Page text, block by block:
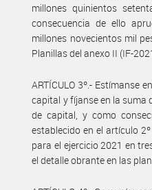
millones quinientos
consecuencia de ello
millones novecientos mil
Planillas del anexo II (IF-
ARTÍCULO 3º.- Estímanse
capital y fíjanse en la suma
de capital, y como
establecido en el artículo
para el ejercicio 2021 en
el detalle obrante en las